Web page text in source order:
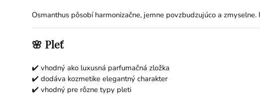
Osmanthus pôsobí harmonizačne, jemne povzbudzujúco a
🌸 Pleť
✔️ vhodný ako luxusná parfumačná zložka
✔️ dodáva kozmetike elegantný charakter
✔️ vhodný pre rôzne typy pleti